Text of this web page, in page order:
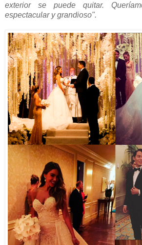
exterior se puede quitar.
espectacular y grandioso".